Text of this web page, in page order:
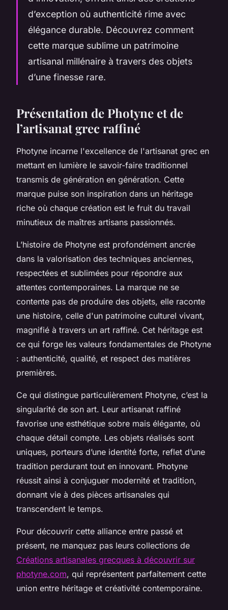
d’exception où authenticité rime avec
élégance durable. Découvrez comment
cette marque sublime un patrimoine
artisanal millénaire à travers des objets
d’une finesse rare.
Présentation de Photyne et de
l’artisanat grec raffiné
Photyne incarne l'excellence de l'artisanat grec en
mettant en lumière le savoir-faire traditionnel
transmis de génération en génération. Cette
marque puise son inspiration dans un héritage
riche où chaque création est le fruit du travail
minutieux de maîtres artisans passionnés.
L’histoire de Photyne est profondément ancrée
dans la valorisation des techniques anciennes,
respectées et sublimées pour répondre aux
attentes contemporaines. La marque ne se
contente pas de produire des objets, elle raconte
une histoire, celle d'un patrimoine culturel vivant,
magnifié à travers un art raffiné. Cet héritage est
ce qui forge les valeurs fondamentales de Photyne
: authenticité, qualité, et respect des matières
premières.
Ce qui distingue particulièrement Photyne, c’est la
singularité de son art. Leur artisanat raffiné
favorise une esthétique sobre mais élégante, où
chaque détail compte. Les objets réalisés sont
uniques, porteurs d’une identité forte, reflet d’une
tradition perdurant tout en innovant. Photyne
réussit ainsi à conjuguer modernité et tradition,
donnant vie à des pièces artisanales qui
transcendent le temps.
Pour découvrir cette alliance entre passé et
présent, ne manquez pas leurs collections de
Créations artisanales grecques à découvrir sur
photyne.com, qui représentent parfaitement cette
union entre héritage et créativité contemporaine.